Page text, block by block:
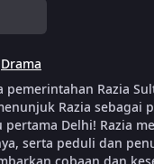
Drama
Razia
Razia sebagai
Delhi! Razia
serta peduli dan